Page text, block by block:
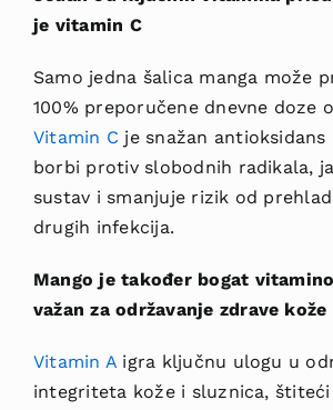
je vitamin C
Samo jedna šalica manga može
100% preporučene dnevne doze
Vitamin C je snažan
borbi protiv slobodnih radikala,
sustav i smanjuje rizik od
drugih infekcija.
Mango je također bogat
važan za održavanje zdrave
Vitamin A igra ključnu ulogu u
integriteta kože i sluznica,